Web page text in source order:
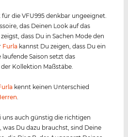
für die VFU995 denkbar ungeeignet.
das Deinen Look auf das
dass Du in Sachen Mode den
Furla kannst Du zeigen, dass Du ein
Saison setzt das
Kollektion Maßstäbe.
kennt keinen Unterschied
.
auch günstig die richtigen
was Du dazu brauchst, sind Deine